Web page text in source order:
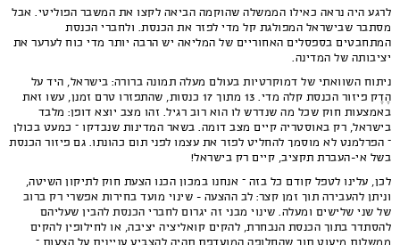
לרגע היה נראה כאילו הממשלה שהוקמה הביאה לקצו את המשבר הפוליטי. אבל
מסתבר שבישראל המפולגת קל מדי לפזר את הכנסת. ולחברי הכנסת
המתחבטים בספסלים האחוריים של המליאה יש הרבה יותר מדי כוח לערער את
יציבותה של המדינה.
ניתוח השוואתי של דמוקרטיות בעולם מעלה תמונה ברורה: בישראל, היד על
הֶדֶק פיזור הכנסת קלה מדי. 13 מתוך 17 כנסות, שהתפזרו טרם זמנן, עשו זאת
באמצעות חוק שכל מה שנדרש לו הוא רוב רגיל. זהו מצב יוצא דופן: מלבד
בישראל, רק באוסטריה קיים מצב דומה. בשאר המדינות שנבדקו – כמעט בכולן
– הפרלמנט לא מוסמך להחליט לפזר את עצמו לפני תום כהונתו. גם פיזור הכנסת
בשל אי-העברת תקציב, קיים רק בישראל!
לכן, עלינו לטפל קודם כל בזה – אנחנו במכון הכנו הצעת חוק לתיקון השיטה,
וניתן להעבירה תוך זמן קצר: לב ההצעה - שינוי מועד בחירות אפשרי רק ברוב
של שני שלישים ומעלה. שינוי מבני זה יגרום לחברי הכנסת להבין שעליהם
להסתדר בתוך הכנסת הנבחרת, להקים קואליציה יציבה, או לחילופין להקים